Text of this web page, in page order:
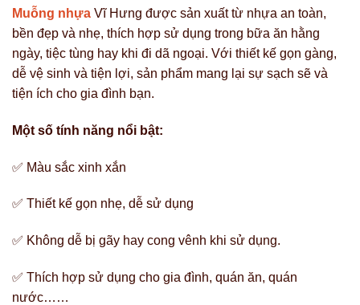
Muỗng nhựa Vĩ Hưng được sản xuất từ nhựa an toàn,
bền đẹp và nhẹ, thích hợp sử dụng trong bữa ăn hằng
ngày, tiệc tùng hay khi đi dã ngoại. Với thiết kế gọn gàng,
dễ vệ sinh và tiện lợi, sản phẩm mang lại sự sạch sẽ và
tiện ích cho gia đình bạn.
Một số tính năng nổi bật:
✅ Màu sắc xinh xắn
✅ Thiết kế gọn nhẹ, dễ sử dụng
✅ Không dễ bị gãy hay cong vênh khi sử dụng.
✅ Thích hợp sử dụng cho gia đình, quán ăn, quán
nước……